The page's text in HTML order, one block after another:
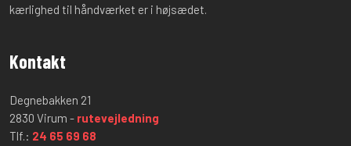
kærlighed til håndværket er i højsædet.
Kontakt
Degnebakken 21
2830 Virum - rutevejledning
Tlf.: 24 65 69 68